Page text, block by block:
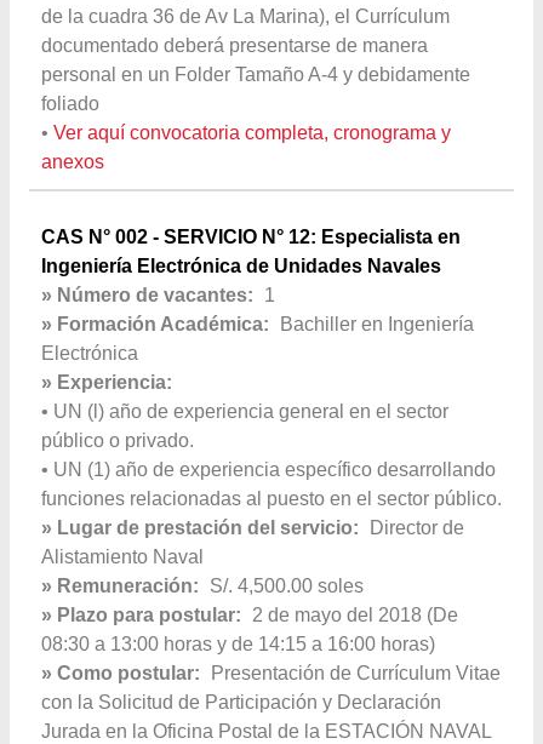
de la cuadra 36 de Av La Marina), el Currículum
documentado deberá presentarse de manera
personal en un Folder Tamaño A-4 y debidamente
foliado
• Ver aquí convocatoria completa, cronograma y
anexos
CAS N° 002 - SERVICIO N° 12: Especialista en
Ingeniería Electrónica de Unidades Navales
» Número de vacantes:
1
» Formación Académica:
Bachiller en Ingeniería
Electrónica
» Experiencia:
• UN (l) año de experiencia general en el sector
público o privado.
• UN (1) año de experiencia específico desarrollando
funciones relacionadas al puesto en el sector público.
» Lugar de prestación del servicio:
Director de
Alistamiento Naval
» Remuneración:
S/. 4,500.00 soles
» Plazo para postular:
2 de mayo del 2018 (De
08:30 a 13:00 horas y de 14:15 a 16:00 horas)
» Como postular:
Presentación de Currículum Vitae
con la Solicitud de Participación y Declaración
Jurada en la Oficina Postal de la ESTACIÓN NAVAL